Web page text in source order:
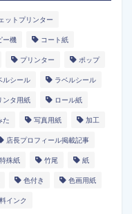
ットプリンター
ー機 コート紙
プリンター ポップ
ルシール ラベルシール
ンタ用紙 ロール紙
た 写真用紙 加工
店長プロフィール掲載記事
特殊紙 竹尾 紙
色付き 色画用紙
インク